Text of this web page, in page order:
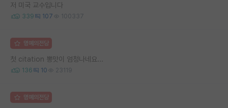
저 미국 교수입니다
339 107 100337
명예의전당
첫 citation 뽕맛이 엄청나네요...
136 10 23119
명예의전당